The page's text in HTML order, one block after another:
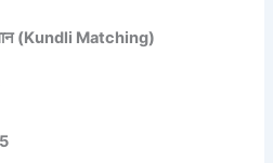
(Kundli Matching)